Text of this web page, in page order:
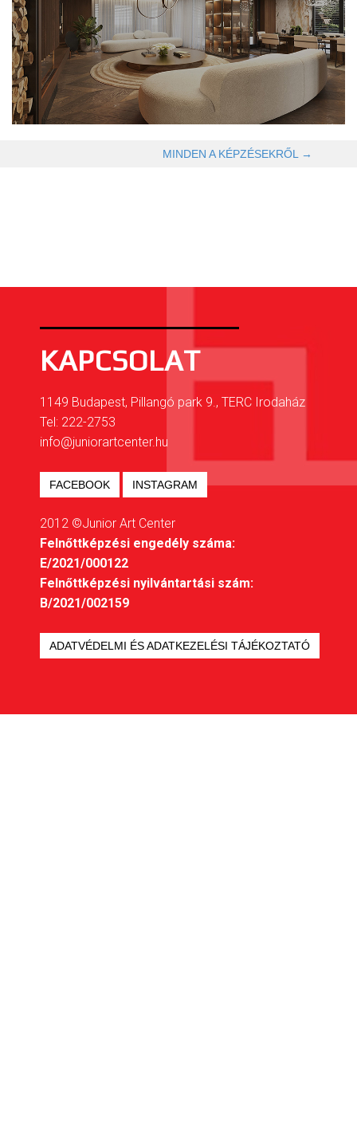
MINDEN A KÉPZÉSEKRŐL →
KAPCSOLAT
1149 Budapest, Pillangó park 9., TERC Irodaház
Tel: 222-2753
info@juniorartcenter.hu
FACEBOOK INSTAGRAM
2012 ©Junior Art Center
Felnőttképzési engedély száma:
E/2021/000122
Felnőttképzési nyilvántartási szám:
B/2021/002159
ADATVÉDELMI ÉS ADATKEZELÉSI TÁJÉKOZTATÓ